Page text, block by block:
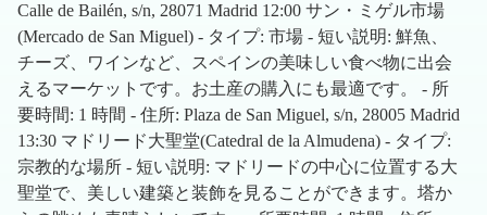
Calle de Bailén, s/n, 28071 Madrid 12:00 サン・ミゲル市場
(Mercado de San Miguel) - タイプ: 市場 - 短い説明: 鮮魚、
チーズ、ワインなど、スペインの美味しい食べ物に出会
えるマーケットです。お土産の購入にも最適です。 - 所
要時間: 1 時間 - 住所: Plaza de San Miguel, s/n, 28005 Madrid
13:30 マドリード大聖堂(Catedral de la Almudena) - タイプ:
宗教的な場所 - 短い説明: マドリードの中心に位置する大
聖堂で、美しい建築と装飾を見ることができます。塔か